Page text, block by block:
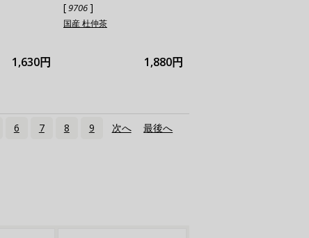
1,630円
[9706]
国産 杜仲茶
1,880円
6 7 8 9 次へ 最後へ